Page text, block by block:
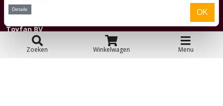
Zoeken Winkelwagen Menu
Over ons
Toyfan BV
Loopfietsen.nl
Waterwinweg 9
Details OK